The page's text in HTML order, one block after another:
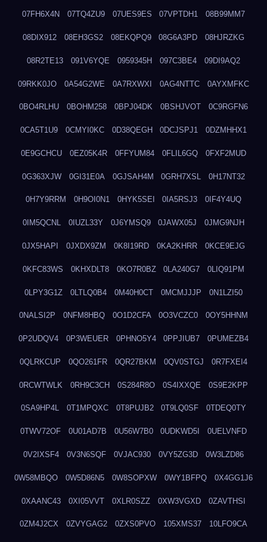
07FH6X4N 07TQ4ZU9 07UES9ES 07VPTDH1 08B99MM7
08DIX912 08EH3GS2 08EKQPQ9 08G6A3PD 08HJRZKG
08R2TE13 091V6YQE 0959345H 097C3BE4 09DI9AQ2
09RKK0JO 0A54G2WE 0A7RXWXI 0AG4NTTC 0AYXMFKC
0BO4RLHU 0BOHM258 0BPJ04DK 0BSHJVOT 0C9RGFN6
0CA5T1U9 0CMYI0KC 0D38QEGH 0DCJSPJ1 0DZMHHX1
0E9GCHCU 0EZ05K4R 0FFYUM84 0FLIL6GQ 0FXF2MUD
0G363XJW 0GI31E0A 0GJSAH4M 0GRH7XSL 0H17NT32
0H7Y9RRM 0H9OI0N1 0HYK5SEI 0IA5RSJ3 0IF4Y4UQ
0IM5QCNL 0IUZL33Y 0J6YMSQ9 0JAWX05J 0JMG9NJH
0JX5HAPI 0JXDX9ZM 0K8I19RD 0KA2KHRR 0KCE9EJG
0KFC83WS 0KHXDLT8 0KO7R0BZ 0LA240G7 0LIQ91PM
0LPY3G1Z 0LTLQ0B4 0M40H0CT 0MCMJJJP 0N1LZI50
0NALSI2P 0NFM8HBQ 0O1D2CFA 0O3VCZC0 0OY5HHNM
0P2UDQV4 0P3WEUER 0PHNO5Y4 0PPJIUB7 0PUMEZB4
0QLRKCUP 0QO261FR 0QR27BKM 0QV0STGJ 0R7FXEI4
0RCWTWLK 0RH9C3CH 0S284R8O 0S4IXXQE 0S9E2KPP
0SA9HP4L 0T1MPQXC 0T8PUJB2 0T9LQ0SF 0TDEQ0TY
0TWV72OF 0U01AD7B 0U56W7B0 0UDKWD5I 0UELVNFD
0V2IXSF4 0V3N6SQF 0VJAC930 0VY5ZG3D 0W3LZD86
0W58MBQO 0W5D86N5 0W8SOPXW 0WY1BFPQ 0X4GG1J6
0XAANC43 0XI05VVT 0XLR0SZZ 0XW3VGXD 0ZAVTHSI
0ZM4J2CX 0ZVYGAG2 0ZXS0PVO 105XMS37 10LFO9CA